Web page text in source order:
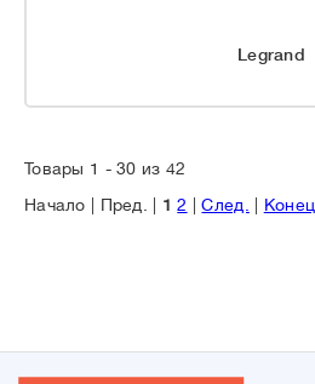
Legrand
Товары 1 - 30 из 42
Начало | Пред. | 1 2 |След. Конец